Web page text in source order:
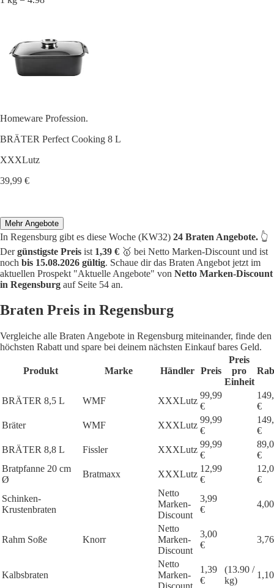
Homeware Profession.
BRÄTER Perfect Cooking 8 L
XXXLutz
39,99 €
Mehr Angebote
In Regensburg gibt es diese Woche (KW32) 24 Braten Angebote. 👆
Dergünstigste Preis ist 1,39 € 🥇 bei Netto Marken-Discount und ist
noch bis 15.08.2026 gültig. Schaue dir das Braten Angebot jetzt im
aktuellen Prospekt "Aktuelle Angebote" von Netto Marken-Discount
in Regensburg auf Seite 54 an.
Braten Preis in Regensburg
Vergleiche alle Braten Angebote in Regensburg miteinander, finde den
höchsten Rabatt und spare bei deinem nächsten Einkauf bares Geld.
Produkt Marke Händler Preis
Preis
pro
Einheit
BRÄTER 8,5 L WMF XXXLutz
99,99
€
€
Bräter
WMF XXXLutz
99,99
€
€
BRÄTER 8,8 L
Fissler XXXLutz
99,99
€
€
Bratpfanne 20 cm
Ø
Bratmaxx XXXLutz
12,99
€
€
Schinken-
Krustenbraten
Netto
Marken-
Discount
3,99
€
Rahm Soße Knorr
Netto
Marken-
Discount
3,00
€
Kalbsbraten
Netto
Marken-
1,39
€
(13.90 /
kg)